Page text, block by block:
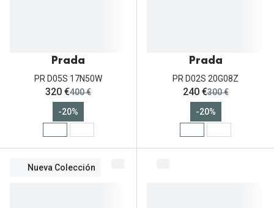
Prada
PR D05S 17N50W
ahora:
320 €antes:
400 €
-20%
Prada
PR D02S 20G08Z
ahora:
240 €antes:
300 €
-20%
Nueva Colección